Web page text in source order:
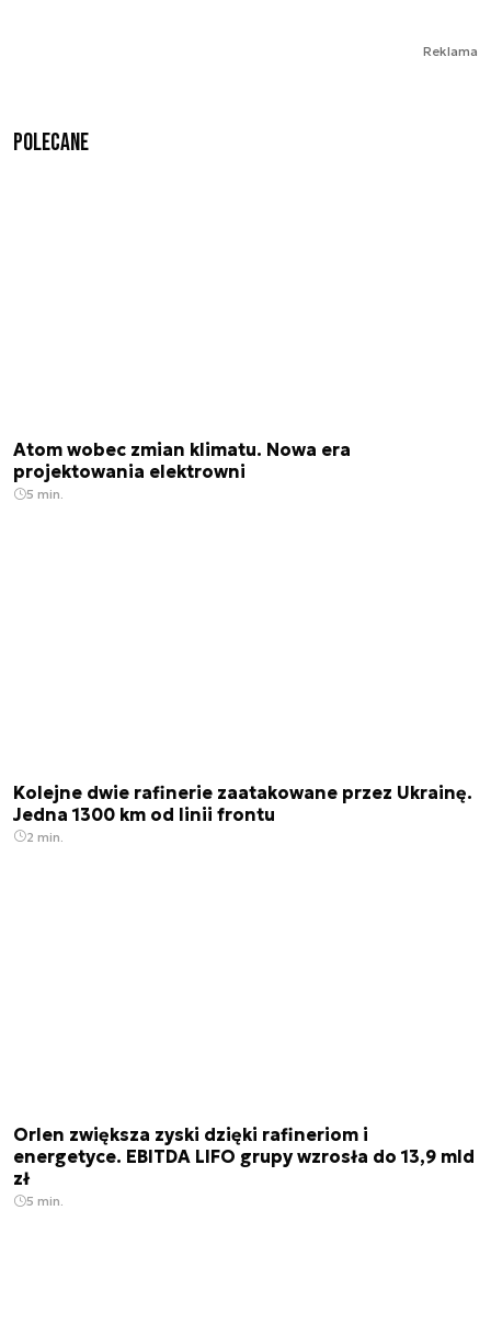
Reklama
Polecane
Atom wobec zmian klimatu. Nowa era
projektowania elektrowni
5 min.
Kolejne dwie rafinerie zaatakowane przez Ukrainę.
Jedna 1300 km od linii frontu
2 min.
Orlen zwiększa zyski dzięki rafineriom i
energetyce. EBITDA LIFO grupy wzrosła do 13,9 mld
zł
5 min.